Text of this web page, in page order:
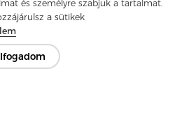
és személyre szabjuk a tartalmat.
a sütikek
3 4 5 ... 50